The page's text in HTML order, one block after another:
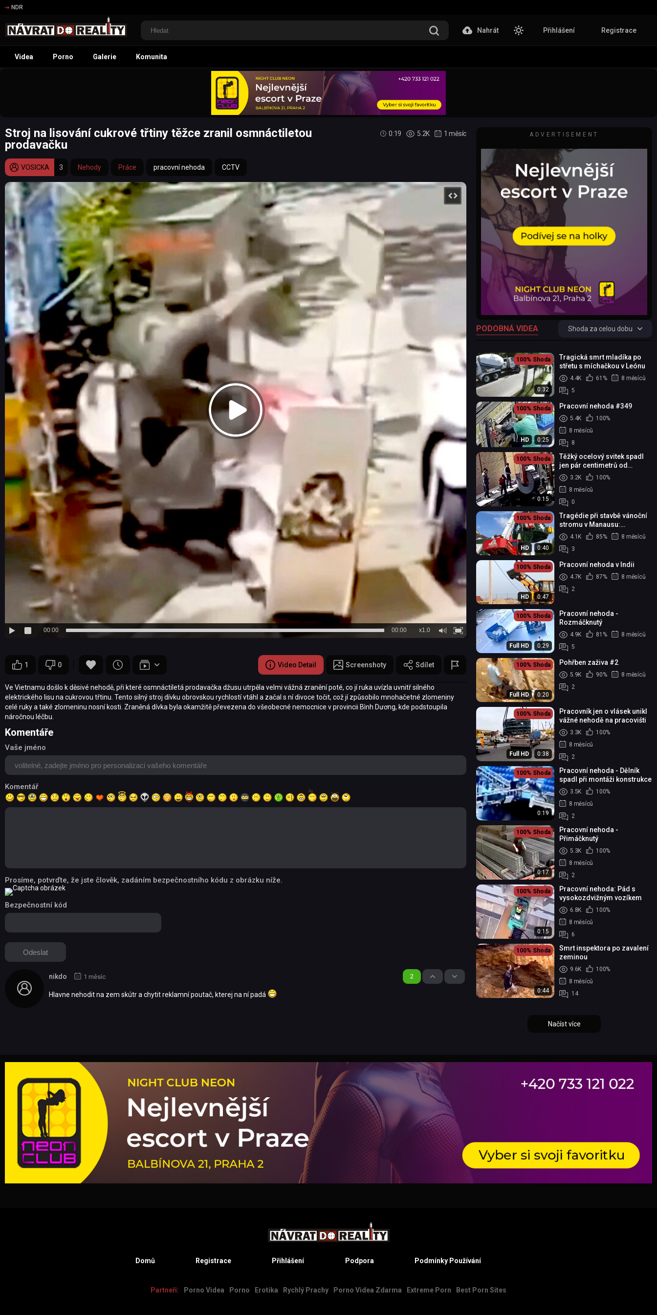
NDR
Nahrát Přihlášení Registrace
Videa Porno Galerie Komunita
Stroj na lisování cukrové třtiny těžce zranil osmnáctiletou
prodavačku
0:19 5.2K 1 měsíc
VOSICKA 3 Nehody Práce pracovní nehoda CCTV
00:00 x1.0
00:00
1 0 Video Detail Screenshoty Sdílet
Ve Vietnamu došlo k děsivé nehodě, při které osmnáctiletá prodavačka džusu utrpěla velmi vážná zranění poté, co jí ruka uvízla uvnitř silného
elektrického lisu na cukrovou třtinu. Tento silný stroj dívku obrovskou rychlostí vtáhl a začal s ní divoce točit, což jí způsobilo mnohačetné zlomeniny
celé ruky a také zlomeninu nosní kosti. Zraněná dívka byla okamžitě převezena do všeobecné nemocnice v provincii Bình Dương, kde podstoupila
náročnou léčbu.
Komentáře
Vaše jméno
Komentář
Prosíme, potvrďte, že jste člověk, zadáním bezpečnostního kódu z obrázku níže.
Bezpečnostní kód
2
nikdo 1 měsíc
Hlavne nehodit na zem skútr a chytit reklamní poutač, kterej na ní padá
ADVERTISEMENT
PODOBNÁ VIDEA Shoda za celou dobu
100% Shoda
0:32
Tragická smrt mladíka po
střetu s míchačkou v Leónu
4.4K 61%
8 měsíců
5
100% Shoda
HD 0:25
Pracovní nehoda #349
5.4K
100%
8 měsíců
8
100% Shoda
0:15
Těžký ocelový svitek spadl
jen pár centimetrů od
dělníka
3.2K
100%
8 měsíců
0
100% Shoda
HD 0:40
Tragédie při stavbě vánoční
stromu v Manausu:
převržený jeřáb zabil
jednoho pracovníka a
dalšího ...
4.1K 85%
8 měsíců
3
100% Shoda
HD 0:47
Pracovní nehoda v Indii
4.7K 87%
8 měsíců
2
100% Shoda
Full HD 0:29
Pracovní nehoda -
Rozmáčknutý
4.9K 81%
8 měsíců
5
100% Shoda
Full HD 0:20
Pohřben zaživa #2
5.9K 90%
8 měsíců
2
100% Shoda
Full HD 0:38
Pracovník jen o vlásek unikl
vážné nehodě na pracovišti
3.3K
100%
8 měsíců
2
100% Shoda
0:19
Pracovní nehoda - Dělník
spadl při montáži konstrukce
3.5K
100%
8 měsíců
2
100% Shoda
0:17
Pracovní nehoda -
Přimáčknutý
5.3K
100%
8 měsíců
2
100% Shoda
0:15
Pracovní nehoda: Pád s
vysokozdvižným vozíkem
6.8K
100%
8 měsíců
6
100% Shoda
0:44
Smrt inspektora po zavalení
zeminou
9.6K
100%
8 měsíců
14
Načíst více
Domů Registrace Přihlášení Podpora Podmínky Používání
Partneři: Porno Videa Porno Erotika Rychlý Prachy Porno Videa Zdarma Extreme Porn Best Porn Sites